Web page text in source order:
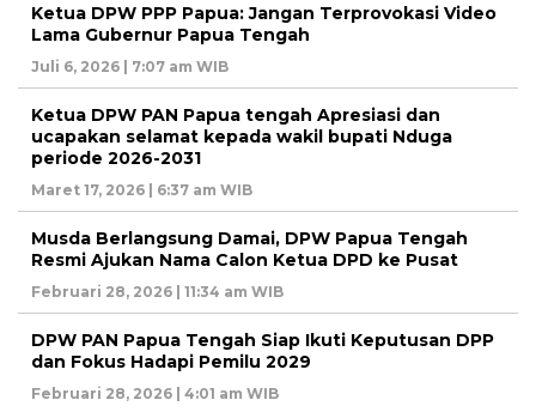
Ketua DPW PPP Papua: Jangan Terprovokasi Video
Lama Gubernur Papua Tengah
Juli 6, 2026 | 7:07 am WIB
Ketua DPW PAN Papua tengah Apresiasi dan
ucapakan selamat kepada wakil bupati Nduga
periode 2026-2031
Maret 17, 2026 | 6:37 am WIB
Musda Berlangsung Damai, DPW Papua Tengah
Resmi Ajukan Nama Calon Ketua DPD ke Pusat
Februari 28, 2026 | 11:34 am WIB
DPW PAN Papua Tengah Siap Ikuti Keputusan DPP
dan Fokus Hadapi Pemilu 2029
Februari 28, 2026 | 4:01 am WIB